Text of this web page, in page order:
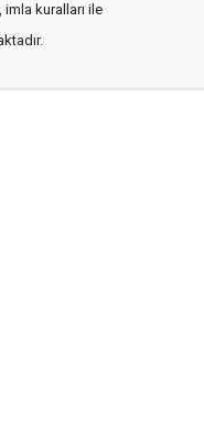
kuralları ile